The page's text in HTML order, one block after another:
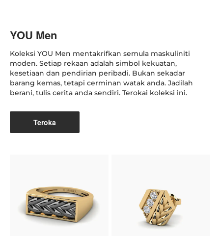
YOU Men
Koleksi YOU Men mentakrifkan semula maskuliniti
moden. Setiap rekaan adalah simbol kekuatan,
kesetiaan dan pendirian peribadi. Bukan sekadar
barang kemas, tetapi cerminan watak anda. Jadilah
berani, tulis cerita anda sendiri. Terokai koleksi ini.
Teroka